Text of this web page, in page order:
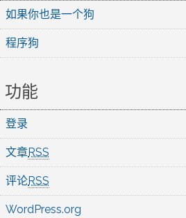
如果你也是一个狗
程序狗
功能
登录
文章RSS
评论RSS
WordPress.org